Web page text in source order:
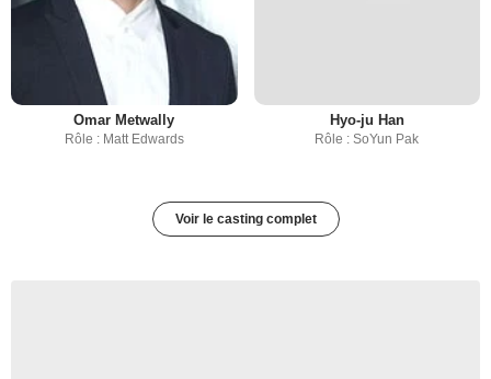
Omar Metwally
Rôle : Matt Edwards
Hyo-ju Han
Rôle : SoYun Pak
Voir le casting complet